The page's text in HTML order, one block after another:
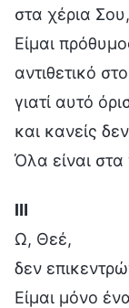
στα χέρια
Είμαι
αντιθετικό
γιατί αυτό
και κανείς
Όλα είναι στα
Ⅲ
Ω, Θεέ,
δεν
Είμαι μόνο